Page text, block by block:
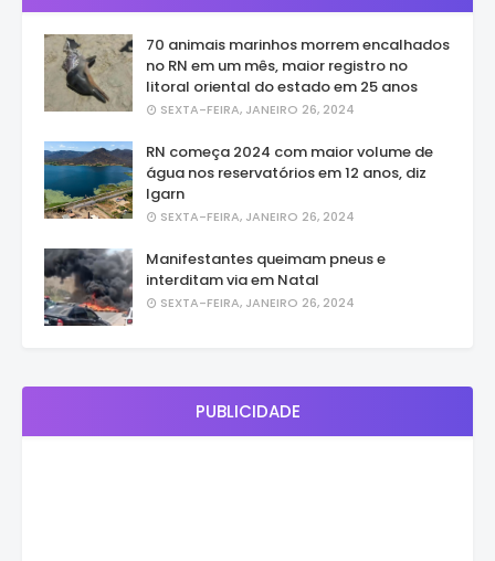
70 animais marinhos morrem encalhados
no RN em um mês, maior registro no
litoral oriental do estado em 25 anos
SEXTA-FEIRA, JANEIRO 26, 2024
RN começa 2024 com maior volume de
água nos reservatórios em 12 anos, diz
Igarn
SEXTA-FEIRA, JANEIRO 26, 2024
Manifestantes queimam pneus e
interditam via em Natal
SEXTA-FEIRA, JANEIRO 26, 2024
PUBLICIDADE